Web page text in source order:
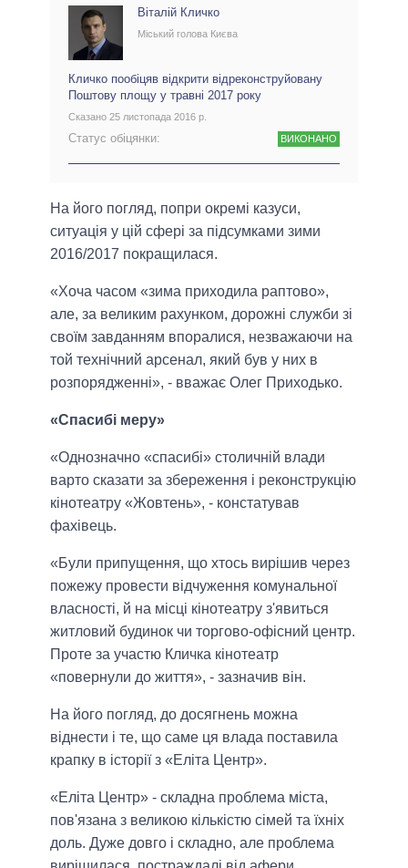
Віталій Кличко
Міський голова Києва
Кличко пообіцяв відкрити відреконструйовану
Поштову площу у травні 2017 року
Сказано 25 листопада 2016 р.
Статус обіцянки: ВИКОНАНО
На його погляд, попри окремі казуси,
ситуація у цій сфері за підсумками зими
2016/2017 покращилася.
«Хоча часом «зима приходила раптово»,
але, за великим рахунком, дорожні служби зі
своїм завданням впоралися, незважаючи на
той технічний арсенал, який був у них в
розпорядженні», - вважає Олег Приходько.
«Спасибі меру»
«Однозначно «спасибі» столичній влади
варто сказати за збереження і реконструкцію
кінотеатру «Жовтень», - констатував
фахівець.
«Були припущення, що хтось вирішив через
пожежу провести відчуження комунальної
власності, й на місці кінотеатру з'явиться
житловий будинок чи торгово-офісний центр.
Проте за участю Кличка кінотеатр
«повернули до життя», - зазначив він.
На його погляд, до досягнень можна
віднести і те, що саме ця влада поставила
крапку в історії з «Еліта Центр».
«Еліта Центр» - складна проблема міста,
пов'язана з великою кількістю сімей та їхніх
доль. Дуже довго і складно, але проблема